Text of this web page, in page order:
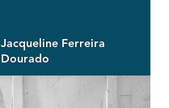
Jacqueline Ferreira
Dourado